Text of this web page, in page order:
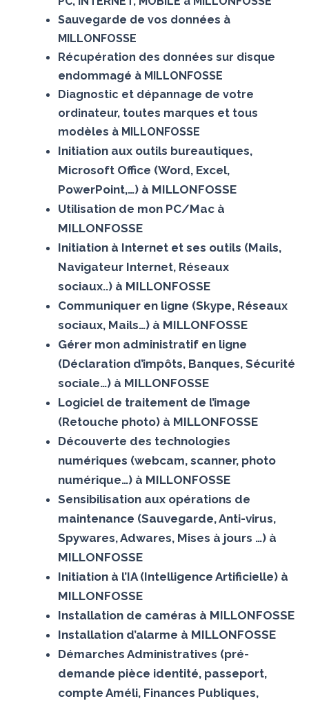
Sauvegarde de vos données à
MILLONFOSSE
Récupération des données sur disque
endommagé à MILLONFOSSE
Diagnostic et dépannage de votre
ordinateur, toutes marques et tous
modèles à MILLONFOSSE
Initiation aux outils bureautiques,
Microsoft Office (Word, Excel,
PowerPoint,…) à MILLONFOSSE
Utilisation de mon PC/Mac à
MILLONFOSSE
Initiation à Internet et ses outils (Mails,
Navigateur Internet, Réseaux
sociaux..) à MILLONFOSSE
Communiquer en ligne (Skype, Réseaux
sociaux, Mails…) à MILLONFOSSE
Gérer mon administratif en ligne
(Déclaration d’impôts, Banques, Sécurité
sociale…) à MILLONFOSSE
Logiciel de traitement de l’image
(Retouche photo) à MILLONFOSSE
Découverte des technologies
numériques (webcam, scanner, photo
numérique…) à MILLONFOSSE
Sensibilisation aux opérations de
maintenance (Sauvegarde, Anti-virus,
Spywares, Adwares, Mises à jours …) à
MILLONFOSSE
Initiation à l’IA (Intelligence Artificielle) à
MILLONFOSSE
Installation de caméras à MILLONFOSSE
Installation d’alarme à MILLONFOSSE
Démarches Administratives (pré-
demande pièce identité, passeport,
compte Améli, Finances Publiques,